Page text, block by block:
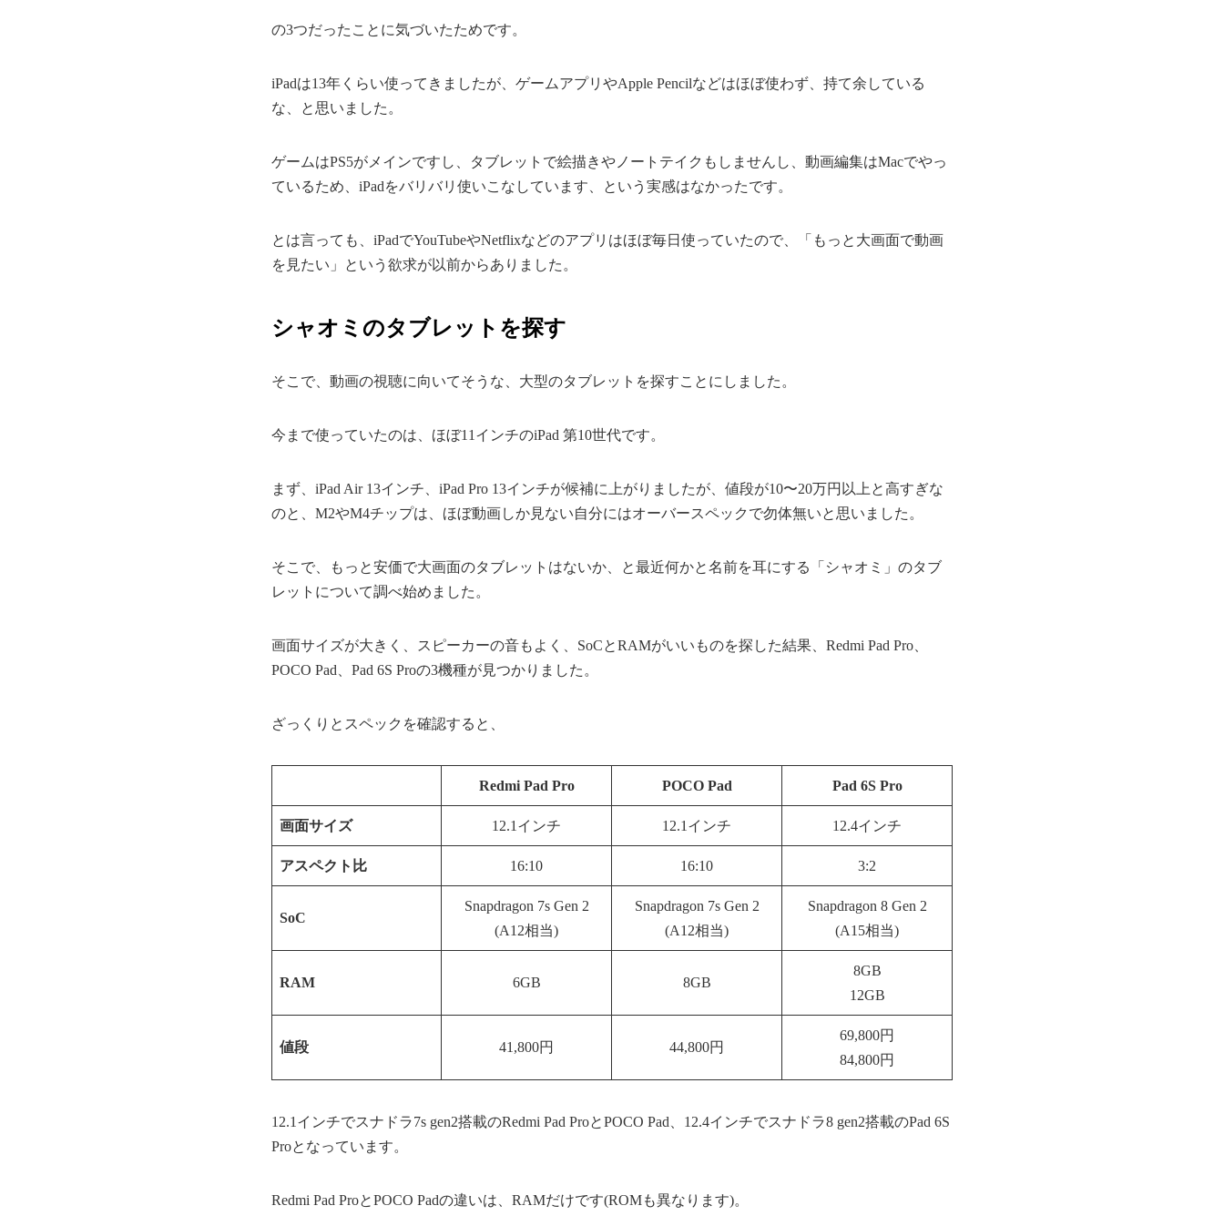
の3つだったことに気づいたためです。
iPadは13年くらい使ってきましたが、ゲームアプリやApple Pencilなどはほぼ使わず、持て余している
な、と思いました。
ゲームはPS5がメインですし、タブレットで絵描きやノートテイクもしませんし、動画編集はMacでやっ
ているため、iPadをバリバリ使いこなしています、という実感はなかったです。
とは言っても、iPadでYouTubeやNetflixなどのアプリはほぼ毎日使っていたので、「もっと大画面で動画
を見たい」という欲求が以前からありました。
シャオミのタブレットを探す
そこで、動画の視聴に向いてそうな、大型のタブレットを探すことにしました。
今まで使っていたのは、ほぼ11インチのiPad 第10世代です。
まず、iPad Air 13インチ、iPad Pro 13インチが候補に上がりましたが、値段が10〜20万円以上と高すぎな
のと、M2やM4チップは、ほぼ動画しか見ない自分にはオーバースペックで勿体無いと思いました。
そこで、もっと安価で大画面のタブレットはないか、と最近何かと名前を耳にする「シャオミ」のタブ
レットについて調べ始めました。
画面サイズが大きく、スピーカーの音もよく、SoCとRAMがいいものを探した結果、Redmi Pad Pro、
POCO Pad、Pad 6S Proの3機種が見つかりました。
ざっくりとスペックを確認すると、
Redmi Pad Pro POCO Pad Pad 6S Pro
画面サイズ 12.1インチ 12.1インチ 12.4インチ
アスペクト比 16:10 16:10 3:2
SoC
Snapdragon 7s Gen 2
(A12相当)
Snapdragon 7s Gen 2
(A12相当)
Snapdragon 8 Gen 2
(A15相当)
RAM 6GB 8GB
8GB
12GB
値段 41,800円 44,800円
69,800円
84,800円
12.1インチでスナドラ7s gen2搭載のRedmi Pad ProとPOCO Pad、12.4インチでスナドラ8 gen2搭載のPad 6S
Proとなっています。
Redmi Pad ProとPOCO Padの違いは、RAMだけです(ROMも異なります)。